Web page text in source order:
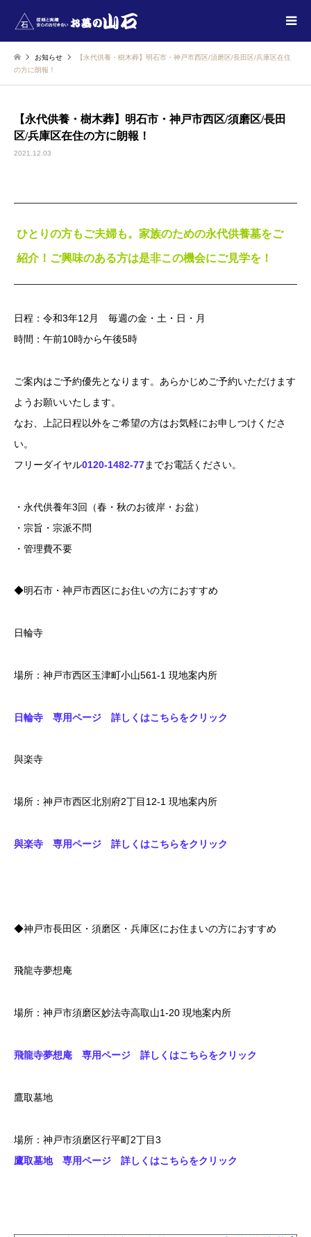
お知らせ
【永代供養・樹木葬】明石市・神戸市西区/須磨区/長田区/兵庫区在住
の方に朗報！
【永代供養・樹木葬】明石市・神戸市西区/須磨区/長田
区/兵庫区在住の方に朗報！
2021.12.03
ひとりの方もご夫婦も。家族のための永代供養墓をご
紹介！ご興味のある方は是非この機会にご見学を！
日程：令和3年12月 毎週の金・土・日・月
時間：午前10時から午後5時
ご案内はご予約優先となります。あらかじめご予約いただけます
ようお願いいたします。
なお、上記日程以外をご希望の方はお気軽にお申しつけくださ
い。
フリーダイヤル0120-1482-77までお電話ください。
・永代供養年3回（春・秋のお彼岸・お盆）
・宗旨・宗派不問
・管理費不要
◆明石市・神戸市西区にお住いの方におすすめ
日輪寺
場所：神戸市西区玉津町小山561-1 現地案内所
日輪寺 専用ページ 詳しくはこちらをクリック
與楽寺
場所：神戸市西区北別府2丁目12-1 現地案内所
與楽寺 専用ページ 詳しくはこちらをクリック
◆神戸市長田区・須磨区・兵庫区にお住まいの方におすすめ
飛龍寺夢想庵
場所：神戸市須磨区妙法寺高取山1-20 現地案内所
飛龍寺夢想庵 専用ページ 詳しくはこちらをクリック
鷹取墓地
場所：神戸市須磨区行平町2丁目3
鷹取墓地 専用ページ 詳しくはこちらをクリック